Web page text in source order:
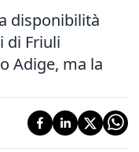
disponibilità
di Friuli
Adige, ma la